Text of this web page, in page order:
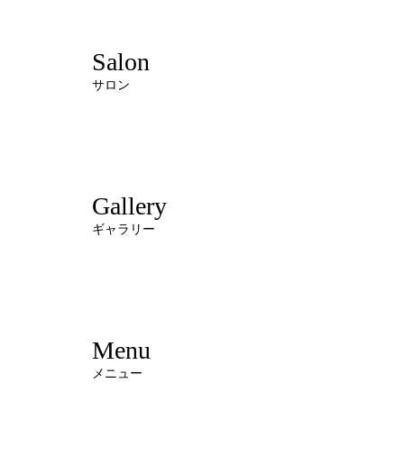
Salon
サロン
Gallery
ギャラリー
Menu
メニュー